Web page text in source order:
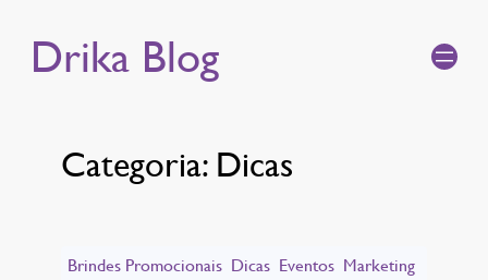
Drika Blog
Categoria: Dicas
Brindes Promocionais Dicas Eventos Marketing